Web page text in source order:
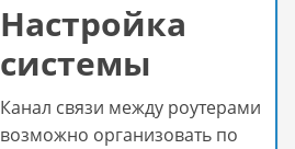
Настройка
системы
Канал связи между роутерами
возможно организовать по